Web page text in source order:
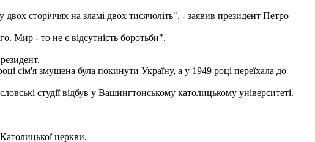
сторіччях на зламі двох тисячоліть", - заявив президент Петро
Мир - то не є відсутність боротьби".
сім'я змушена була покинути Україну, а у 1949 році переїхала до
студії відбув у Вашингтонському католицькому університеті.
церкви.